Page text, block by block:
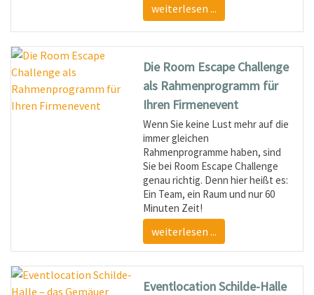
weiterlesen ...
Die Room Escape Challenge
als Rahmenprogramm für
Ihren Firmenevent
Wenn Sie keine Lust mehr auf die
immer gleichen
Rahmenprogramme haben, sind
Sie bei Room Escape Challenge
genau richtig. Denn hier heißt es:
Ein Team, ein Raum und nur 60
Minuten Zeit!
weiterlesen ...
Eventlocation Schilde-Halle